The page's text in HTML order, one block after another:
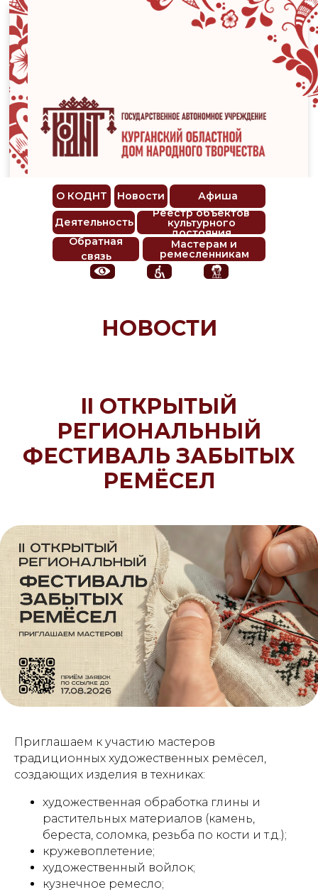
О КОДНТ Новости
Деятельность
Афиша
Обратная
связь
Реестр объектов
культурного
достояния
Мастерам и
ремесленникам
НОВОСТИ
II ОТКРЫТЫЙ
РЕГИОНАЛЬНЫЙ
ФЕСТИВАЛЬ ЗАБЫТЫХ
РЕМЁСЕЛ
Приглашаем к участию мастеров
традиционных художественных ремёсел,
создающих изделия в техниках:
художественная обработка глины и
растительных материалов (камень,
береста, соломка, резьба по кости и т.д.);
кружевоплетение;
художественный войлок;
кузнечное ремесло;